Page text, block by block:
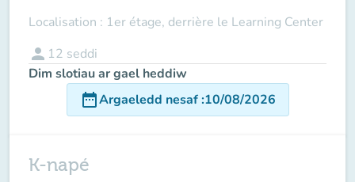
Localisation : 1er étage, derrière le Learning Center
person 12 seddi
Dim slotiau ar gael heddiw
date_rangeArgaeledd nesaf:10/08/2026
K-napé